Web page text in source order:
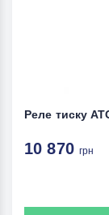
Реле тиску
10 870грн